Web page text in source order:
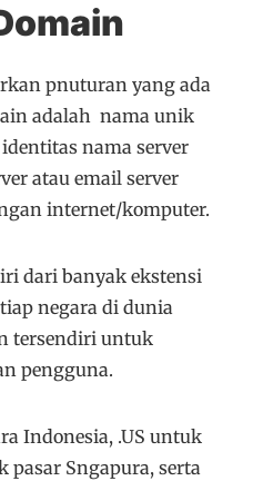
pnuturan yang ada
adalah nama unik
nama server
atau email server
internet/komputer.
dari banyak ekstensi
negara di dunia
tersendiri untuk
pengguna.
Indonesia, .US untuk
pasar Sngapura, serta